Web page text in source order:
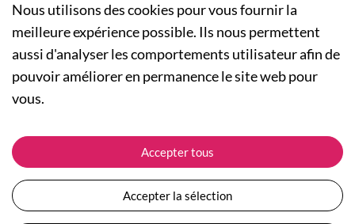
A PROPOS
Qui sommes-nous ?
Actualités
Nos engagements
Plan du site
Devenir revendeur
NOS RUBRIQUES
Collection Femme
Collection Enfants
Les Totebags
Nos différents thèmes
ASSISTANCE
Suivre ma commande
Expédition et livraison
Retour et remboursement
Nous utilisons des cookies pour vous fournir la
meilleure expérience possible. Ils nous permettent
aussi d'analyser les comportements utilisateur afin de
pouvoir améliorer en permanence le site web pour
vous.
Accepter tous
Accepter la sélection